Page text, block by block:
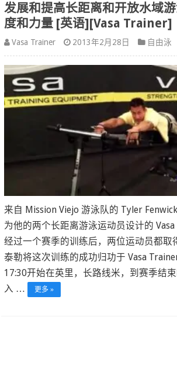
发展和提高长距离和开放水域
度和力量 [英语][Vasa Trainer]
Vasa Trainer 2013年2月28日 自由泳
来自 Mission Viejo 游泳队的 Tyler
为他的两个长距离游泳运动员设计的
经过一个赛季的训练后，两位运动员都取
泰勒将这次训练的成功归功于 Vasa
17:30开始在英里，长路线米，到赛季结
入 …
更多 »